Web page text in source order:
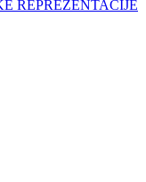
REPREZENTACIJE